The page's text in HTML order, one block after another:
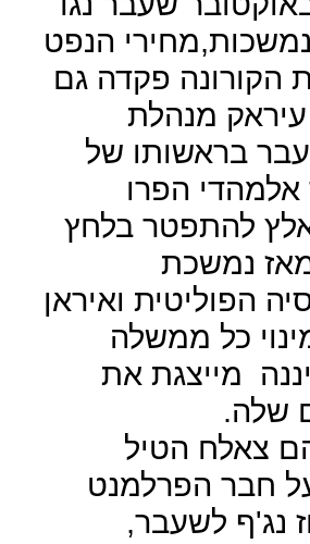
הנפט
הקורונה פקדה גם
מנהלת
בראשותו של
הפרו
להתפטר בלחץ
נמשכת
הפוליטית ואיראן
כל ממשלה
מייצגת את
שלה.
צאלח הטיל
חבר הפרלמנט
נג'ף לשעבר,